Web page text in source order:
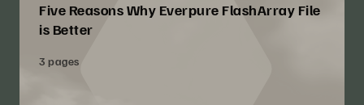
Five Reasons Why Everpure FlashArray File
is Better
3 pages